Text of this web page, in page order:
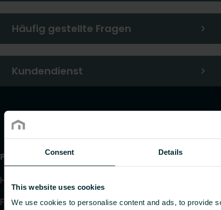
Consent Details
This website uses cookies
We use cookies to personalise content and ads, to provide
Häufig gestellte Fragen
Kundendienst
Produkte
Heizkörper
Fußbodenheizung und -kühlung